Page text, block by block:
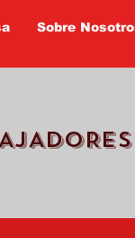
Sobre